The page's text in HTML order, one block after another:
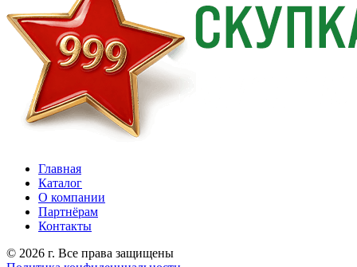
Главная
Каталог
О компании
Партнёрам
Контакты
© 2026 г. Все права защищены